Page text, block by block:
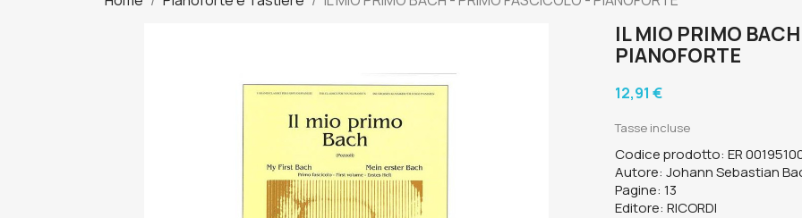
IL MIO PRIMO
PIANOFORTE
12,91 €
Tasse incluse
Codice prodotto: ER
Autore: Johann Sebastian
Pagine: 13
Editore: RICORDI